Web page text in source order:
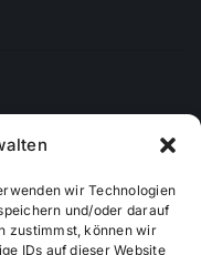
wir Technologien
und/oder darauf
zustimmst, können wir
IDs auf dieser Website